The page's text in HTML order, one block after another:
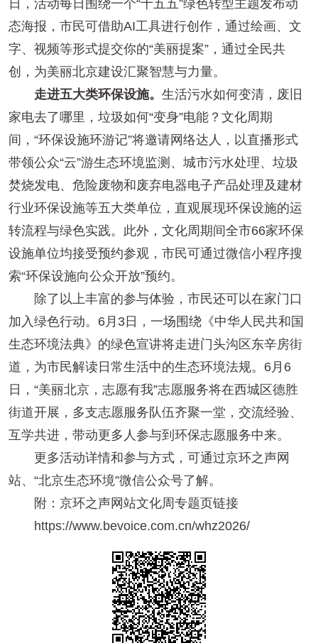
日，活动每日围绕一个“十五五”绿色转型主题发布动
态海报，市民可借助AI工具进行创作，通过绘画、文
字、视频等形式提交你的“美丽提案”，通过全民共
创，为美丽北京建设汇聚智慧与力量。
走进五大类环保设施。 生活污水如何变清，废旧
家电去了哪里，垃圾如何“变身”电能？文化周期
间，“环保设施环游记”将邀请网络达人，以直播形式
带领公众“云”游生态环境监测、城市污水处理、垃圾
焚烧发电、危险废物和废弃电器电子产品处理及建材
行业环保设施等五大类单位，直观展现环保设施的运
转流程与绿色实践。此外，文化周期间全市66家环保
设施单位均接受预约参观，市民可通过微信小程序搜
索“环保设施向公众开放”预约。
除了以上丰富的参与体验，市民还可以在家门口
加入绿色行动。6月3日，一场围绕《中华人民共和国
生态环境法典》的绿色宣讲将走进门头沟区东辛房街
道，为市民解读日常生活中的生态环境法规。6月6
日，“美丽北京，志愿有我”志愿服务将在西城区德胜
街道开展，多支志愿服务队伍齐聚一堂，交流经验、
互学共进，带动更多人参与到环保志愿服务中来。
更多活动详情和参与方式，可通过京环之声网
站、“北京生态环境”微信公众号了解。
附：京环之声网站文化周专题页链接
https://www.bevoice.com.cn/whz2026/